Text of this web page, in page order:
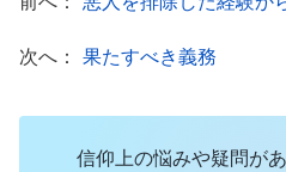
払わないのです。反キリス
を傾けるときは、ただ単に
るために演じているだけ
トの最終判断であり、他
次へ： 果たすべき義務
信仰上の悩みや疑問が